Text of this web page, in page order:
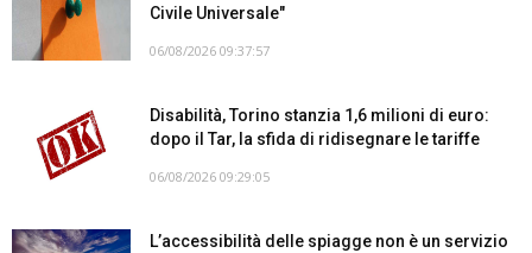
Civile Universale"
06/08/2026 09:37:57
Disabilità, Torino stanzia 1,6 milioni di euro:
dopo il Tar, la sfida di ridisegnare le tariffe
06/08/2026 09:29:05
L’accessibilità delle spiagge non è un servizio